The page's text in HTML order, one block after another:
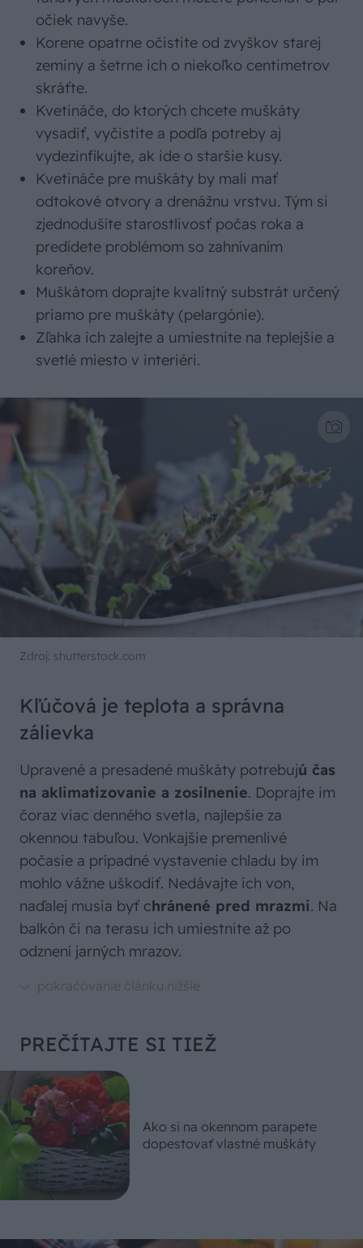
očiek navyše.
Korene opatrne očistite od zvyškov starej
zeminy a šetrne ich o niekoľko centimetrov
skráťte.
Kvetináče, do ktorých chcete muškáty
vysadiť, vyčistite a podľa potreby aj
vydezinfikujte, ak ide o staršie kusy.
Kvetináče pre muškáty by mali mať
odtokové otvory a drenážnu vrstvu. Tým si
zjednodušíte starostlivosť počas roka a
predídete problémom so zahnívaním
koreňov.
Muškátom doprajte kvalitný substrát určený
priamo pre muškáty (pelargónie).
Zľahka ich zalejte a umiestnite na teplejšie a
svetlé miesto v interiéri.
Zdroj: shutterstock.com
Kľúčová je teplota a správna
zálievka
Upravené a presadené muškáty potrebujú čas
na aklimatizovanie a zosilnenie. Doprajte im
čoraz viac denného svetla, najlepšie za
okennou tabuľou. Vonkajšie premenlivé
počasie a prípadné vystavenie chladu by im
mohlo vážne uškodiť. Nedávajte ich von,
naďalej musia byť chránené pred mrazmi. Na
balkón či na terasu ich umiestnite až po
odznení jarných mrazov.
PREČÍTAJTE SI TIEŽ
Ako si na okennom parapete
dopestovať vlastné muškáty